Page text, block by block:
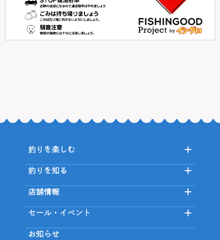
釣りを楽しむ
釣りを知る
店舗情報
セール・イベント
お知らせ